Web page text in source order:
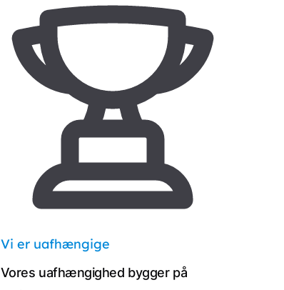
Vi er uafhængige
Vores uafhængighed bygger på